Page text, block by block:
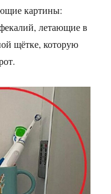
картины:
летающие в
щётке, которую